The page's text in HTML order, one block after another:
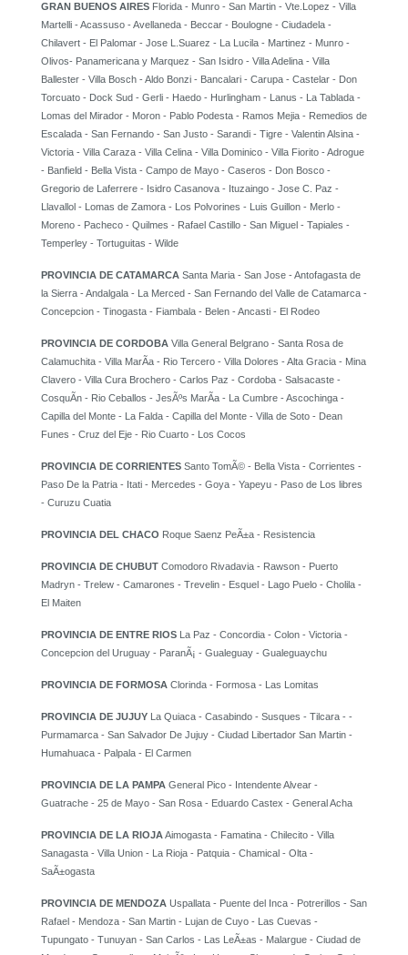
GRAN BUENOS AIRES Florida - Munro - San Martin - Vte.Lopez - Villa
Martelli - Acassuso - Avellaneda - Beccar - Boulogne - Ciudadela -
Chilavert - El Palomar - Jose L.Suarez - La Lucila - Martinez - Munro -
Olivos- Panamericana y Marquez - San Isidro - Villa Adelina - Villa
Ballester - Villa Bosch - Aldo Bonzi - Bancalari - Carupa - Castelar - Don
Torcuato - Dock Sud - Gerli - Haedo - Hurlingham - Lanus - La Tablada -
Lomas del Mirador - Moron - Pablo Podesta - Ramos Mejia - Remedios de
Escalada - San Fernando - San Justo - Sarandi - Tigre - Valentin Alsina -
Victoria - Villa Caraza - Villa Celina - Villa Dominico - Villa Fiorito - Adrogue
- Banfield - Bella Vista - Campo de Mayo - Caseros - Don Bosco -
Gregorio de Laferrere - Isidro Casanova - Ituzaingo - Jose C. Paz -
Llavallol - Lomas de Zamora - Los Polvorines - Luis Guillon - Merlo -
Moreno - Pacheco - Quilmes - Rafael Castillo - San Miguel - Tapiales -
Temperley - Tortuguitas - Wilde
PROVINCIA DE CATAMARCA Santa Maria - San Jose - Antofagasta de
la Sierra - Andalgala - La Merced - San Fernando del Valle de Catamarca -
Concepcion - Tinogasta - Fiambala - Belen - Ancasti - El Rodeo
PROVINCIA DE CORDOBA Villa General Belgrano - Santa Rosa de
Calamuchita - Villa MarÃ­a - Rio Tercero - Villa Dolores - Alta Gracia - Mina
Clavero - Villa Cura Brochero - Carlos Paz - Cordoba - Salsacaste -
CosquÃ­n - Rio Ceballos - JesÃºs MarÃ­a - La Cumbre - Ascochinga -
Capilla del Monte - La Falda - Capilla del Monte - Villa de Soto - Dean
Funes - Cruz del Eje - Rio Cuarto - Los Cocos
PROVINCIA DE CORRIENTES Santo TomÃ© - Bella Vista - Corrientes -
Paso De la Patria - Itati - Mercedes - Goya - Yapeyu - Paso de Los libres
- Curuzu Cuatia
PROVINCIA DEL CHACO Roque Saenz PeÃ±a - Resistencia
PROVINCIA DE CHUBUT Comodoro Rivadavia - Rawson - Puerto
Madryn - Trelew - Camarones - Trevelin - Esquel - Lago Puelo - Cholila -
El Maiten
PROVINCIA DE ENTRE RIOS La Paz - Concordia - Colon - Victoria -
Concepcion del Uruguay - ParanÃ¡ - Gualeguay - Gualeguaychu
PROVINCIA DE FORMOSA Clorinda - Formosa - Las Lomitas
PROVINCIA DE JUJUY La Quiaca - Casabindo - Susques - Tilcara - -
Purmamarca - San Salvador De Jujuy - Ciudad Libertador San Martin -
Humahuaca - Palpala - El Carmen
PROVINCIA DE LA PAMPA General Pico - Intendente Alvear -
Guatrache - 25 de Mayo - San Rosa - Eduardo Castex - General Acha
PROVINCIA DE LA RIOJAAimogasta - Famatina - Chilecito - Villa
Sanagasta - Villa Union - La Rioja - Patquia - Chamical - Olta -
SaÃ±ogasta
PROVINCIA DE MENDOZA Uspallata - Puente del Inca - Potrerillos - San
Rafael - Mendoza - San Martin - Lujan de Cuyo - Las Cuevas -
Tupungato - Tunuyan - San Carlos - Las LeÃ±as - Malargue - Ciudad de